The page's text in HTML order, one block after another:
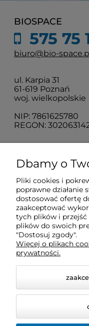
BIOSPACE
575 75
biuro@bio-
ul. Karpia 31
61-619 Poznań
woj. wielkopolskie
NIP: 7861625780
REGON:
O nas
Obsługa klienta
Pomoc
Moje konto
Dbamy o
Pliki cookies i
poprawne działanie
dostosować ofertę
zaakceptować
tych plików i
plików do swoich
"Dostosuj zgody".
Więcej o plikach
prywatności.